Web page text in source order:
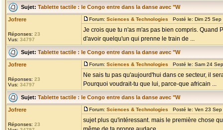
Sujet: Tablette tactile : le Congo entre dans la danse avec "W
Jofrere
Réponses: 23
Vus: 34797
Forum: Sciences & Technologies Posté le: Dim 25
Je crois que tu n'as m'as pas bien compris. Quand
d'avoir quelqu'un qui prenne le train de ...
Sujet: Tablette tactile : le Congo entre dans la danse avec "W
Jofrere
Réponses: 23
Vus: 34797
Forum: Sciences & Technologies Posté le: Sam 24
Ne sais tu pas qu'aujourd'hui dans ce secteur, il
Pourquoi voudrait-tu que lui, parce-que africain ...
Sujet: Tablette tactile : le Congo entre dans la danse avec "W
Jofrere
Réponses: 23
Forum: Sciences & Technologies Posté le: Ven 23
sujet plus qu'intéressant. mais le première chose